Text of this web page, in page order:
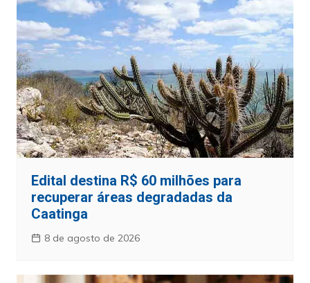
Edital destina R$ 60 milhões para
recuperar áreas degradadas da
Caatinga
8 de agosto de 2026